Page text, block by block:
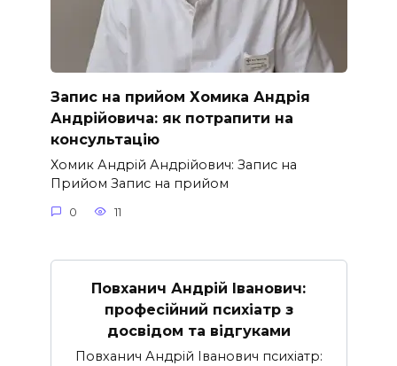
Запис на прийом Хомика Андрія
Андрійовича: як потрапити на
консультацію
Хомик Андрій Андрійович: Запис на
Прийом Запис на прийом
0 11
Повханич Андрій Іванович:
професійний психіатр з
досвідом та відгуками
Повханич Андрій Іванович психіатр: